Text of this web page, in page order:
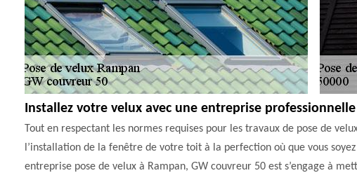
Installez votre velux avec une entreprise professionnelle
Tout en respectant les normes requises pour les travaux de pose de
l’installation de la fenêtre de votre toit à la perfection où que vous
entreprise pose de velux à Rampan, GW couvreur 50 est s’engage à